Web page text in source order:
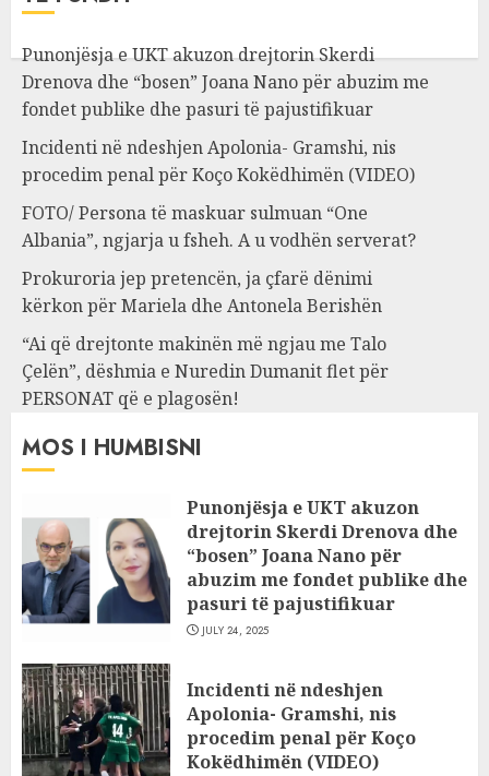
Punonjësja e UKT akuzon drejtorin Skerdi
Drenova dhe “bosen” Joana Nano për abuzim me
fondet publike dhe pasuri të pajustifikuar
Incidenti në ndeshjen Apolonia- Gramshi, nis
procedim penal për Koço Kokëdhimën (VIDEO)
FOTO/ Persona të maskuar sulmuan “One
Albania”, ngjarja u fsheh. A u vodhën serverat?
Prokuroria jep pretencën, ja çfarë dënimi
kërkon për Mariela dhe Antonela Berishën
“Ai që drejtonte makinën më ngjau me Talo
Çelën”, dëshmia e Nuredin Dumanit flet për
PERSONAT që e plagosën!
MOS I HUMBISNI
Punonjësja e UKT akuzon
drejtorin Skerdi Drenova dhe
“bosen” Joana Nano për
abuzim me fondet publike dhe
pasuri të pajustifikuar
JULY 24, 2025
Incidenti në ndeshjen
Apolonia- Gramshi, nis
procedim penal për Koço
Kokëdhimën (VIDEO)